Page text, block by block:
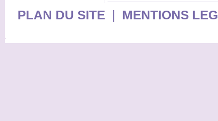
PLAN DU SITE| MENTIONS